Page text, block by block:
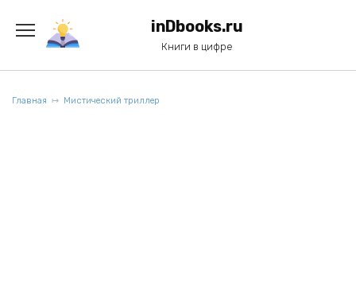
содержанию
inDbooks.ru
Книги в цифре
Главная Мистический триллер